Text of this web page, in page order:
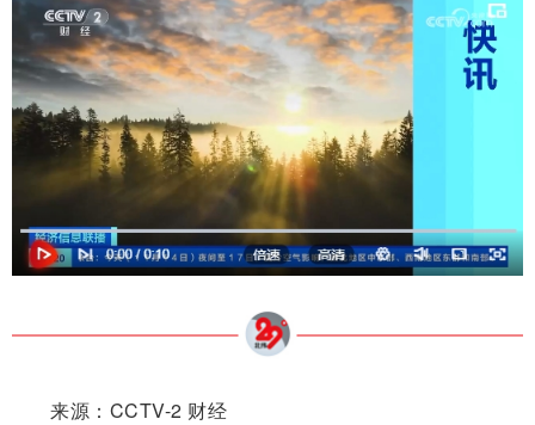
来源：CCTV-2 财经